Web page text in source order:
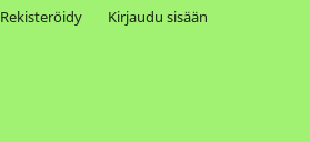
Rekisteröidy Kirjaudu sisään